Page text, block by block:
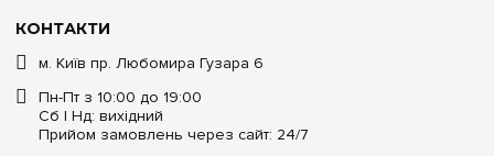
КОНТАКТИ
м. Київ пр. Любомира Гузара 6
Пн-Пт з 10:00 до 19:00
Сб | Нд: вихідний
Прийом замовлень через сайт: 24/7